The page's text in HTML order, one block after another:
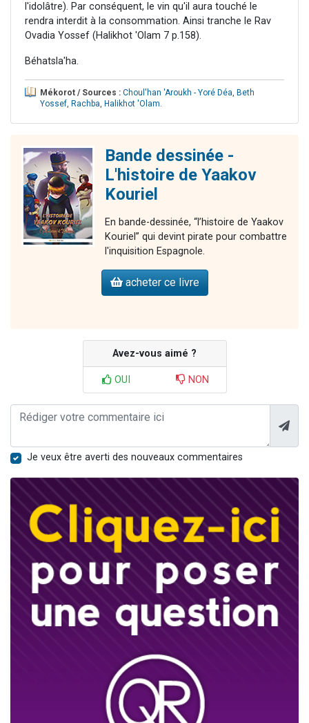
l'idolâtre). Par conséquent, le vin qu'il aura touché le
rendra interdit à la consommation. Ainsi tranche le Rav
Ovadia Yossef (Halikhot 'Olam 7 p.158).
Béhatsla'ha.
Mékorot / Sources : Choul'han 'Aroukh - Yoré Déa, Beth
Yossef, Rachba, Halikhot 'Olam.
Bande dessinée -
L'histoire de Yaakov
Kouriel
En bande-dessinée, “l’histoire de Yaakov
Kouriel” qui devint pirate pour combattre
l'inquisition Espagnole.
acheter ce livre
Avez-vous aimé ?
OUI NON
Je veux être averti des nouveaux commentaires